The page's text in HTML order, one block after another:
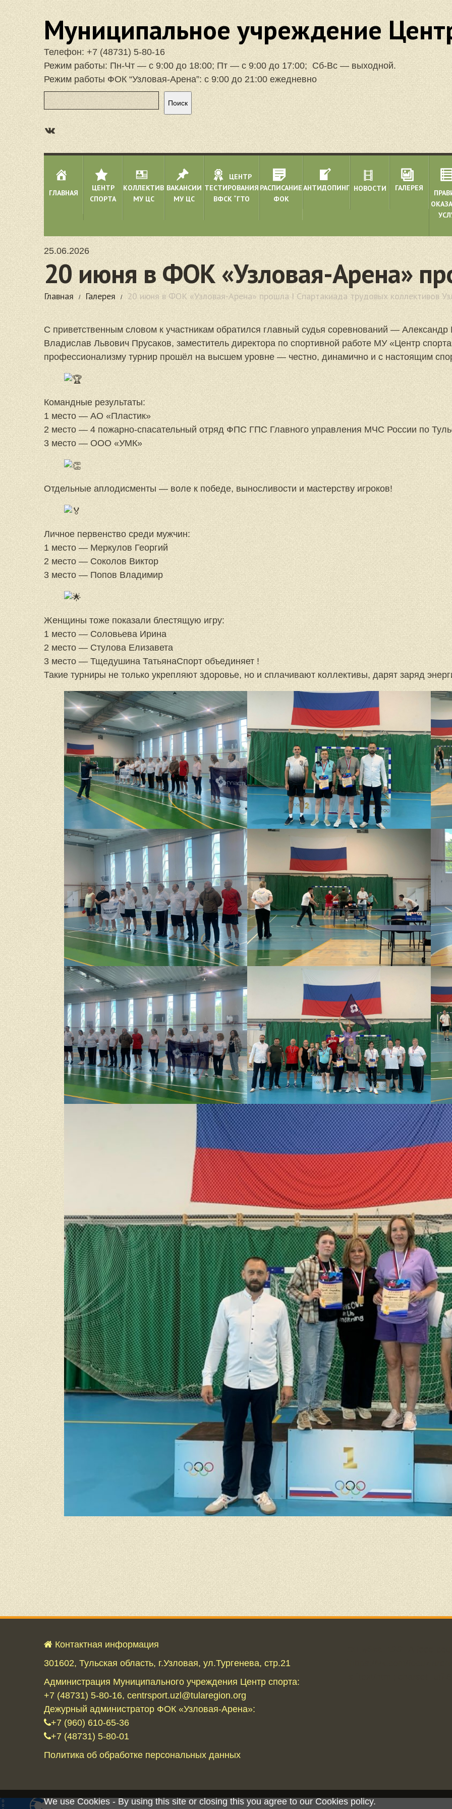
Муниципальное учреждение
Телефон:+7 (48731) 5-80-16
Режим работы: Пн-Чт — с 9:00 до 18:00; Пт — с 9:00 до 17:00; Сб-Вс — выходной.
Режим работы ФОК “Узловая-Арена”: с 9:00 до 21:00 ежедневно
Поиск
Поиск
https://vk.com/focuzlarena
ГЛАВНАЯ
ЦЕНТР
СПОРТА
КОЛЛЕКТИВ
МУ ЦС
ВАКАНСИИ
МУ ЦС
ЦЕНТР
ТЕСТИРОВАНИЯ
ВФСК “ГТО
РАСПИСАНИЕ
ФОК
АНТИДОПИНГ НОВОСТИ ГАЛЕРЕЯ
25.06.2026
20 июня в ФОК «Узловая-Арена»
Спартакиада трудовых
района по настольному теннису
Главная Галерея 20 июня в ФОК «Узловая-Арена» прошла I Спартакиада трудовых коллективов
С приветственным словом к участникам обратился главный судья соревнований —
Владислав Львович Прусаков, заместитель директора по спортивной работе МУ «Центр
профессионализму турнир прошёл на высшем уровне — честно, динамично и с настоящим
Командные результаты:
1 место — АО «Пластик»
2 место — 4 пожарно-спасательный отряд ФПС ГПС Главного управления МЧС России по
3 место — ООО «УМК»
Отдельные аплодисменты — воле к победе, выносливости и мастерству игроков!
Личное первенство среди мужчин:
1 место — Меркулов Георгий
2 место — Соколов Виктор
3 место — Попов Владимир
Женщины тоже показали блестящую игру:
1 место — Соловьева Ирина
2 место — Стулова Елизавета
3 место — Тщедушина ТатьянаСпорт объединяет !
Такие турниры не только укрепляют здоровье, но и сплачивают коллективы, дарят заряд
Контактная информация
301602, Тульская область, г.Узловая, ул.Тургенева, стр.21
Администрация Муниципального учреждения Центр спорта:
+7 (48731) 5-80-16, centrsport.uzl@tularegion.org
Дежурный администратор ФОК «Узловая-Арена»:
+7 (960) 610-65-36
+7 (48731) 5-80-01
Политика об обработке персональных данных
We use Cookies - By using this site or closing this you agree to our Cookies policy.